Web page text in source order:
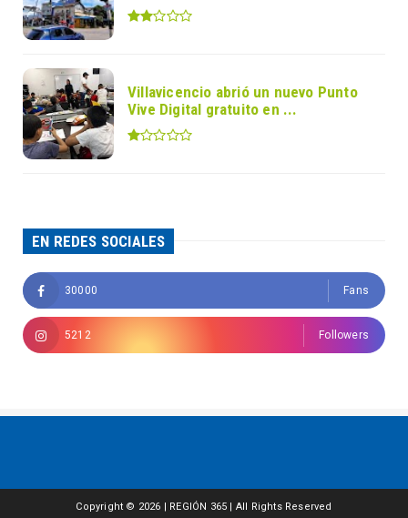
Villavicencio abrió un nuevo Punto
Vive Digital gratuito en ...
EN REDES SOCIALES
30000 Fans
5212 Followers
Copyright © 2026 | REGIÓN 365 | All Rights Reserved